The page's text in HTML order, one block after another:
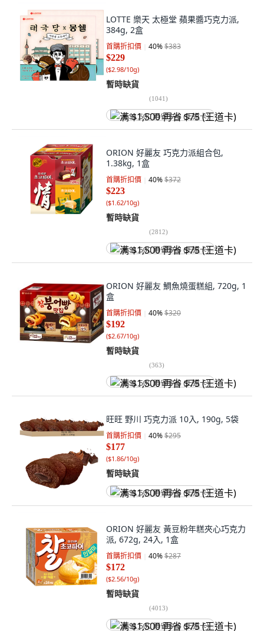
LOTTE 樂天 太極堂 蘋果醬巧克力派,
384g, 2盒
首購折扣價 40%$383
$229
($2.98/10g)
暫時缺貨
(1041)
满 $1,500 再省 $75 (王道卡)
ORION 好麗友 巧克力派組合包,
1.38kg, 1盒
首購折扣價 40%$372
$223
($1.62/10g)
暫時缺貨
(2812)
满 $1,500 再省 $75 (王道卡)
ORION 好麗友 鯛魚燒蛋糕組, 720g, 1
盒
首購折扣價 40%$320
$192
($2.67/10g)
暫時缺貨
(363)
满 $1,500 再省 $75 (王道卡)
旺旺 野川 巧克力派 10入, 190g, 5袋
首購折扣價 40%$295
$177
($1.86/10g)
暫時缺貨
满 $1,500 再省 $75 (王道卡)
ORION 好麗友 黃豆粉年糕夾心巧克力
派, 672g, 24入, 1盒
首購折扣價 40%$287
$172
($2.56/10g)
暫時缺貨
(4013)
满 $1,500 再省 $75 (王道卡)